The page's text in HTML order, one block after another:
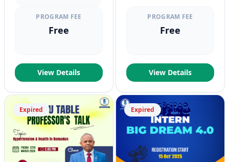
PROGRAM FEE
Free
View Details
PROGRAM FEE
Free
View Details
Expired Expired